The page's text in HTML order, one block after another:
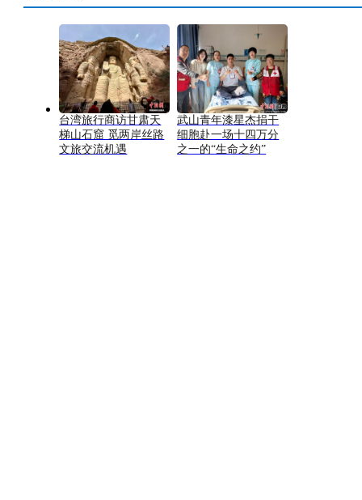
台湾旅行商访甘肃天
梯山石窟 觅两岸丝路
文旅交流机遇
武山青年漆星杰捐干
细胞赴一场十四万分
之一的“生命之约”